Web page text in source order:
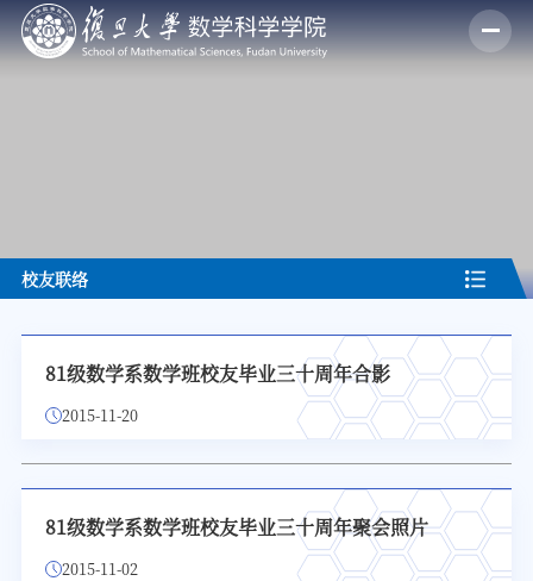
校友联络
81级数学系数学班校友毕业三十周年合影
2015-11-20
81级数学系数学班校友毕业三十周年聚会照片
2015-11-02